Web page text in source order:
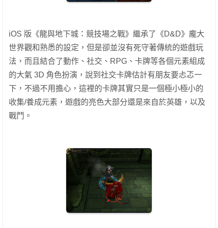
iOS 版《龍與地下城：競技場之戰》繼承了《D&D》龐大
世界觀和熟悉的設定，但是卻並沒有死守著傳統的遊戲玩
法，而且結合了動作、社交、RPG、卡牌等各個元素組成
的大氣 3D 角色扮演，說到社交卡牌估計有朋友要忐忑一
下，不過不用擔心，這裡的卡牌其實只是一個極小極小的
收集/養成元素，遊戲的亮色大部分還是來自於英雄，以及
戰鬥。